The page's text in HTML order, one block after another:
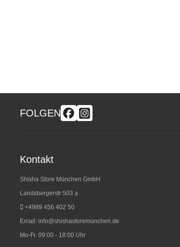
FOLGEN
Kontakt
Shisha Store München GmbH
Landsbergerstr 503 a
+4989 456 402 50
Email: info@shishastoremunchen.de
Mo-Fr. 09:00 - 18:00 Uhr